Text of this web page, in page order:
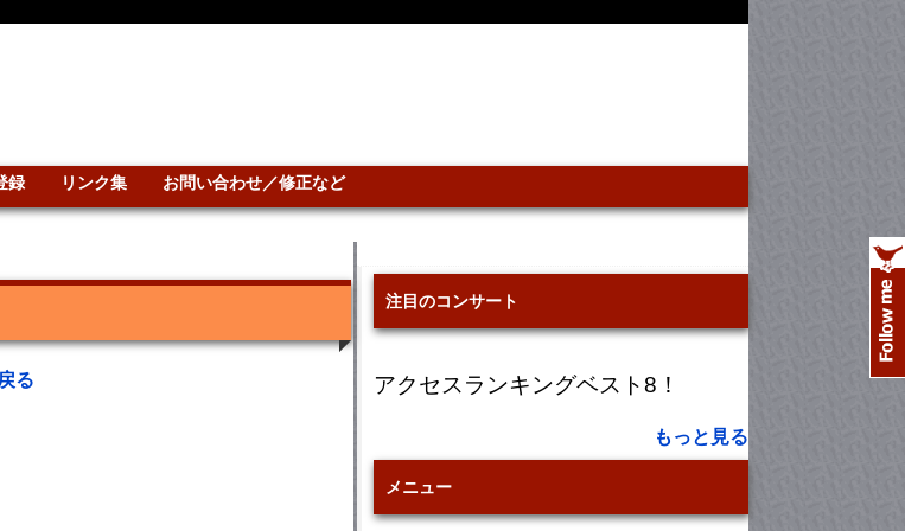
録 リンク集 お問い合わせ／修正など
る
注目のコンサート
アクセスランキングベスト8！
もっと見る
メニュー